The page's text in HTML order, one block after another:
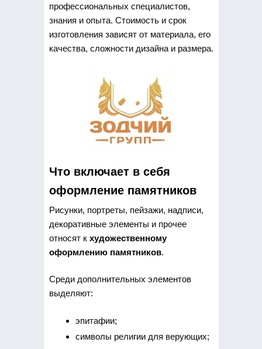
профессиональных специалистов,
знания и опыта. Стоимость и срок
изготовления зависят от материала, его
качества, сложности дизайна и размера.
Что включает в себя
оформление памятников
Рисунки, портреты, пейзажи, надписи,
декоративные элементы и прочее
относят к художественному
оформлению памятников.
Среди дополнительных элементов
выделяют:
эпитафии;
символы религии для верующих;